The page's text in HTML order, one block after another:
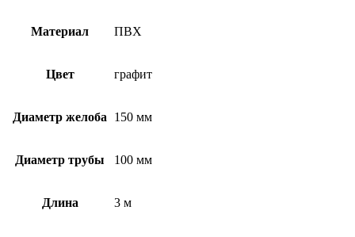
Материал ПВХ
Цвет графит
Диаметр желоба 150 мм
Диаметр трубы 100 мм
Длина 3 м